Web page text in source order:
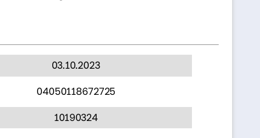
03.10.2023
04050118672725
10190324